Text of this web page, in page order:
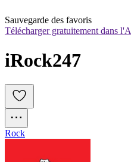
Sauvegarde des favoris
Télécharger gratuitement dans
iRock247
Rock